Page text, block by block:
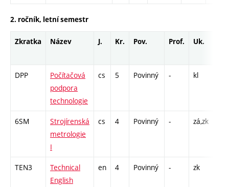
2. ročník, letní semestr
Zkratka Název J. Kr. Pov. Prof. Uk.
DPP
Počítačová
podpora
technologie
cs 5 Povinný - kl
6SM
Strojírenská
metrologie
I
cs 4 Povinný - zá,zk
TEN3
Technical
English
en 4 Povinný - zk